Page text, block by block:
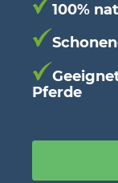
100%
Pferde